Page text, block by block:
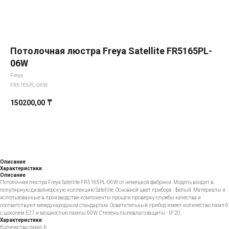
Потолочная люстра Freya Satellite FR5165PL-
06W
Freya
FR5165PL-06W
150200,00 ₸
Описание
Характеристики
Описание
Потолочная люстра Freya Satellite FR5165PL-06W от немецкой фабрики. Модель входит в
популярную дизайнерскую коллекцию Satellite. Основной цвет прибора - Белый. Материалы и
использованные в производстве компоненты прошли проверку службы качества и
соответствуют международным стандартам. Осветительный прибор имеет количество ламп 6
с цоколем E27 и мощностью лампы 60W. Степень пылевлагозащиты - IP 20.
Характеристики
Количество ламп: 6